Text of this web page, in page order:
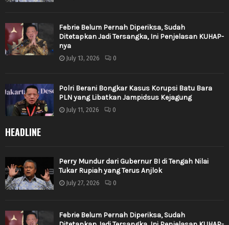
Febrie Belum Pernah Diperiksa, Sudah
Ditetapkan Jadi Tersangka, Ini Penjelasan KUHAP-
nya
July 13, 2026 0
Polri Berani Bongkar Kasus Korupsi Batu Bara
PLN yang Libatkan Jampidsus Kejagung
July 11, 2026 0
HEADLINE
Perry Mundur dari Gubernur BI di Tengah Nilai
Tukar Rupiah yang Terus Anjlok
July 27, 2026 0
Febrie Belum Pernah Diperiksa, Sudah